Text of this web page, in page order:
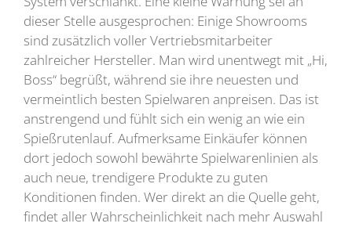
dieser Stelle ausgesprochen: Einige Showrooms
sind zusätzlich voller Vertriebsmitarbeiter
zahlreicher Hersteller. Man wird unentwegt mit „Hi,
Boss“ begrüßt, während sie ihre neuesten und
vermeintlich besten Spielwaren anpreisen. Das ist
anstrengend und fühlt sich ein wenig an wie ein
Spießrutenlauf. Aufmerksame Einkäufer können
dort jedoch sowohl bewährte Spielwarenlinien als
auch neue, trendigere Produkte zu guten
Konditionen finden. Wer direkt an die Quelle geht,
findet aller Wahrscheinlichkeit nach mehr Auswahl